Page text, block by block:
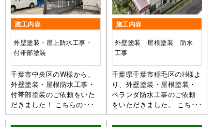
施工内容
外壁塗装・屋上防水工事・
付帯部塗装
千葉市中央区のW様から、
外壁塗装・屋根防水工事・
付帯部塗装のご依頼をいた
だきました！ こちらの･･･
施工内容
外壁塗装 屋根塗装 防水
工事
千葉県千葉市稲毛区のH様よ
り、外壁塗装・屋根塗装・
ベランダ防水工事のご依頼
をいただきました。 こち･･･